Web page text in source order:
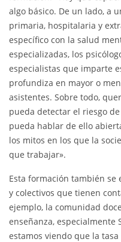
algo básico. De un lado, a
primaria, hospitalaria y
específico con la salud
especializadas, los
especialistas que imparte
profundiza en mayor o
asistentes. Sobre todo,
pueda detectar el riesgo
pueda hablar de ello
los mitos en los que la
que trabajar».
Esta formación también
y colectivos que tienen
ejemplo, la comunidad
enseñanza, especialmente
estamos viendo que la